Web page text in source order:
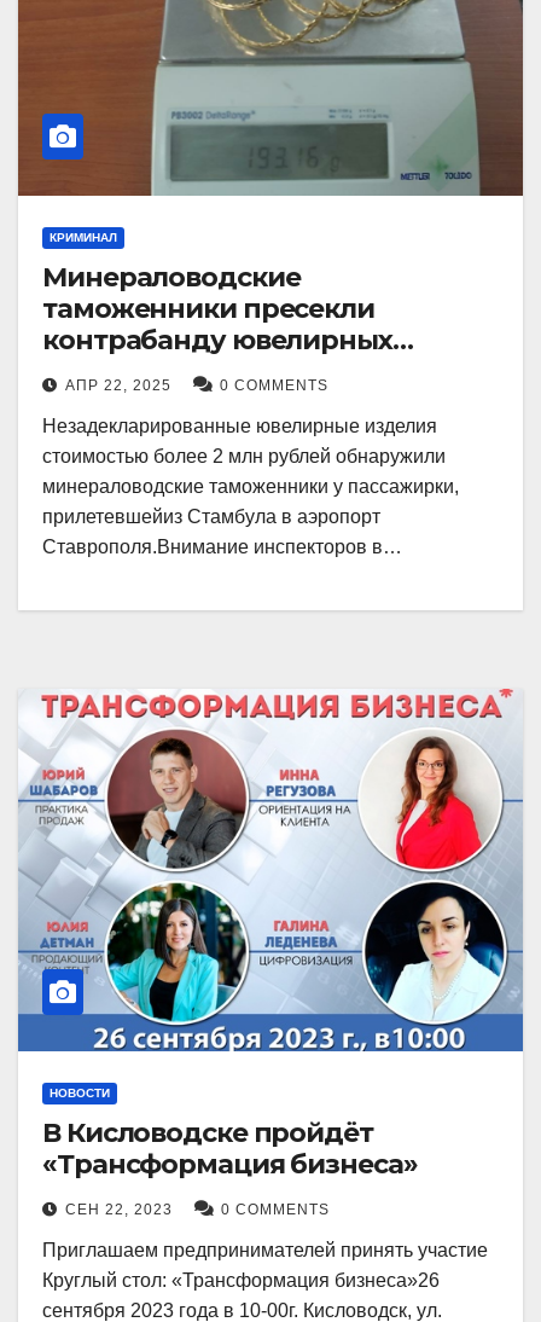
КРИМИНАЛ
Минераловодские
таможенники пресекли
контрабанду ювелирных
изделий на 2 млн рублей
АПР 22, 2025 0 COMMENTS
Незадекларированные ювелирные изделия
стоимостью более 2 млн рублей обнаружили
минераловодские таможенники у пассажирки,
прилетевшейиз Стамбула в аэропорт
Ставрополя.Внимание инспекторов в…
НОВОСТИ
В Кисловодске пройдёт
«Трансформация бизнеса»
СЕН 22, 2023 0 COMMENTS
Приглашаем предпринимателей принять участие
Круглый стол: «Трансформация бизнеса»26
сентября 2023 года в 10-00г. Кисловодск, ул.